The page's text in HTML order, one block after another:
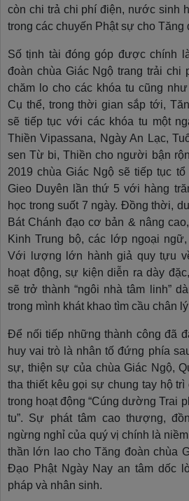
còn chi trả chi phí điện, nước sinh
trong các chuyến Phật sự cho Tăng
Số tịnh tài đóng góp được chính
đoàn chùa Giác Ngộ trang trải chi
chăm lo cho các khóa tu cũng
Cụ thể, trong thời gian sắp tới,
sẽ tiếp tục với các khóa tu một
Thiền Vipassana, Ngày An Lạc,
sen Từ bi, Thiền cho người bận
2019 chùa Giác Ngộ sẽ tiếp tục
Gieo Duyên lần thứ 5 với hàng
học trong suốt 7 ngày. Đồng thời,
Bát Chánh đạo cơ bản & nâng
Kinh Trung bộ, các lớp ngoại
Với lượng lớn hành giả quy tựu
hoạt động, sự kiện diễn ra dày
sẽ trở thành “ngôi nhà tâm linh”
trong mình khát khao tìm cầu chân
Để nối tiếp những thành công đã
huy vai trò là nhân tố đứng phía
sự, thiện sự của chùa Giác Ngộ,
tha thiết kêu gọi sự chung tay hộ
trong hoạt động “Cúng dường Trai
tu”. Sự phát tâm cao thượng,
ngừng nghỉ của quý vị chính là
thần lớn lao cho Tăng đoàn chùa
Đạo Phật Ngày Nay an tâm dốc
pháp và nhân sinh.